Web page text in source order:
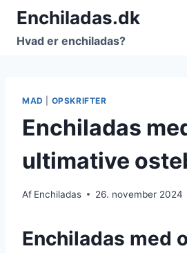
Fortsæt
indhold
Enchiladas.dk
Hvad er enchiladas?
MAD OPSKRIFTER
Enchiladas
ultimative
Af Enchiladas 26. november 2024
Enchiladas med